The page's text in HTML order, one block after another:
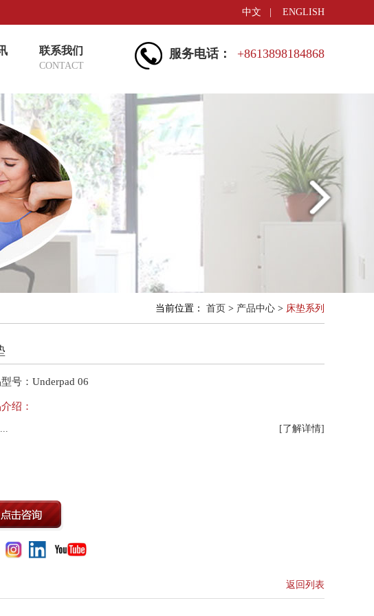
中文 ENGLISH
联系我们
CONTACT
服务电话： +8613898184868
当前位置： 首页 > 产品中心 > 床垫系列
号：Underpad 06
绍：
[了解详情]
返回列表